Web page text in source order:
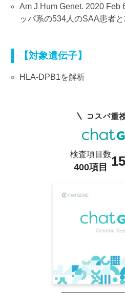
Am J Hum Genet. 2020 Feb
ッパ系の534人のSAA患者
【対象遺伝子】
HLA-DPB1を解析
コスパ重
検査項目数
400項目